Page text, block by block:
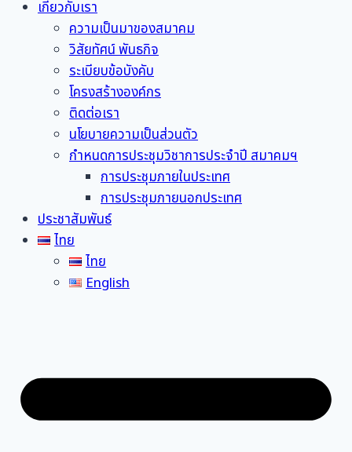
เกี่ยวกับเรา
ความเป็นมาของสมาคม
วิสัยทัศน์ พันธกิจ
ระเบียบข้อบังคับ
โครงสร้างองค์กร
ติดต่อเรา
นโยบายความเป็นส่วนตัว
กำหนดการประชุมวิชาการประจำปี สมาคมฯ
การประชุมภายในประเทศ
การประชุมภายนอกประเทศ
ประชาสัมพันธ์
ไทย
ไทย
English